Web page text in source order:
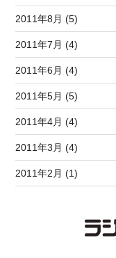
2011年8月 (5)
2011年7月 (4)
2011年6月 (4)
2011年5月 (5)
2011年4月 (4)
2011年3月 (4)
2011年2月 (1)